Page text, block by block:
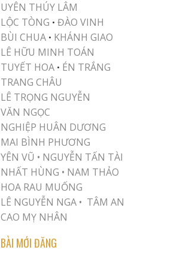
UYÊN THÚY LÂM
LỘC TÒNG •ĐÀO VINH
BÙI CHUA • KHÁNH GIAO
LÊ HỮU MINH TOÁN
TUYẾT HOA • ÉN TRẮNG
TRANG CHÂU
LÊ TRỌNG NGUYỄN
VĂN NGỌC
NGHIỆP HUÂN DƯƠNG
MAI BÌNH PHƯƠNG
YÊN VŨ • NGUYỄN TẤN TÀI
NHẤT HÙNG • NAM THẢO
HOA RAU MUỐNG
LÊ NGUYỄN NGA • TÂM AN
CAO MỴ NHÂN
BÀI MỚI ĐĂNG